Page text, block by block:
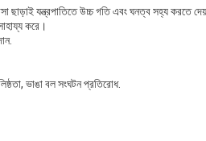
যন্ত্রপাতিতে উচ্চ গতি এবং ঘনত্ব সহ্য করতে
করে।
ভাঙা বল সংঘটন প্রতিরোধ.